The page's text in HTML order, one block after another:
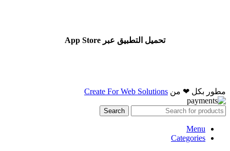
تحميل التطبيق عبر App Store
مطور بكل ❤ من Create For Web Solutions
Search
Menu
Categories